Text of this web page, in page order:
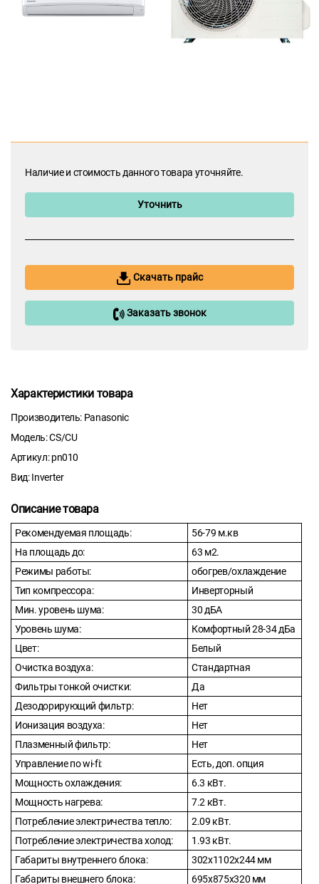
Наличие и стоимость данного товара уточняйте.
Уточнить
Скачать прайс
Заказать звонок
Характеристики товара
Производитель: Panasonic
Модель: CS/CU
Артикул: pn010
Вид: Inverter
Описание товара
Рекомендуемая площадь:
56-79 м.кв
На площадь до:
63 м2.
Режимы работы:
обогрев/охлаждение
Тип компрессора:
Инверторный
Мин. уровень шума:
30 дБА
Уровень шума:
Комфортный 28-34 дБа
Цвет:
Белый
Очистка воздуха:
Cтандартная
Фильтры тонкой очистки:
Да
Дезодорирующий фильтр:
Нет
Ионизация воздуха:
Нет
Плазменный фильтр:
Нет
Управление по wi-fi:
Есть, доп. опция
Мощность охлаждения:
6.3 кВт.
Мощность нагрева:
7.2 кВт.
Потребление электричества тепло:
2.09 кВт.
Потребление электричества холод:
1.93 кВт.
Габариты внутреннего блока:
302x1102x244 мм
Габариты внешнего блока:
695x875x320 мм